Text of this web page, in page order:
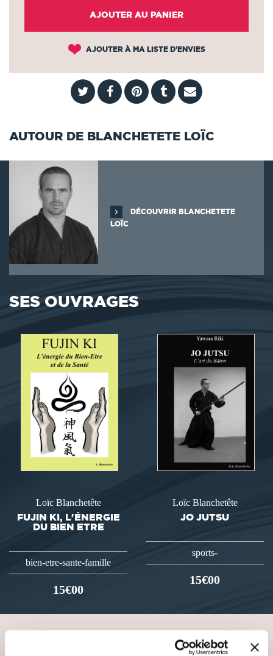
AJOUTER AU PANIER
AJOUTER À MA LISTE D'ENVIES
AUTOUR DE BLANCHETETE LOÏC
DÉCOUVRIR BLANCHETETE
LOÏC
SES OUVRAGES
Loïc Blanchetête
FUJIN KI, L'ÉNERGIE
DU BIEN ETRE
bien-etre-sante-famille
15€00
Loïc Blanchetête
JO JUTSU
sports-
15€00